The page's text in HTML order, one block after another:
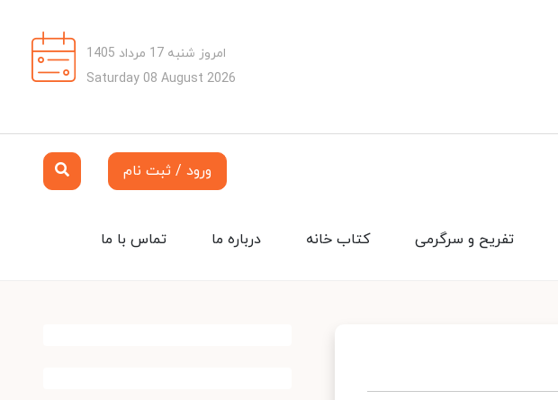
امروز شنبه 17 مرداد 1405
Saturday 08 August 2026
ورود / ثبت نام
تماس با ما درباره ما کتاب خانه تفریح و سرگرمی